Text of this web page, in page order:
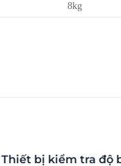
8kg
bị kiểm tra độ